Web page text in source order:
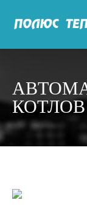
КОТЛОВ